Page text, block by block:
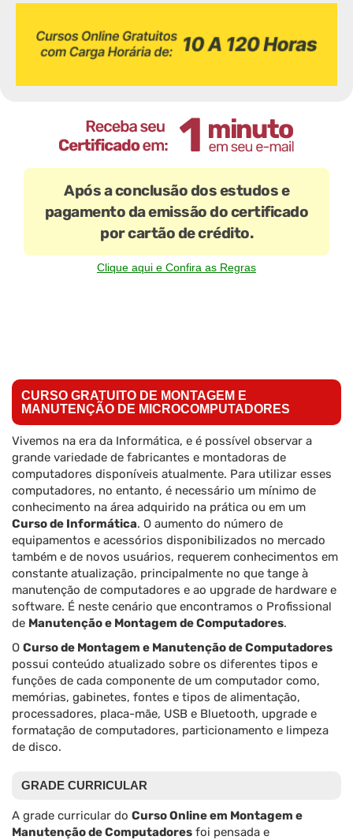
Após a conclusão dos estudos e
pagamento da emissão do certificado
por cartão de crédito.
Clique aqui e Confira as Regras
CURSO GRATUITO DE MONTAGEM E
MANUTENÇÃO DE MICROCOMPUTADORES
Vivemos na era da Informática, e é possível observar a
grande variedade de fabricantes e montadoras de
computadores disponíveis atualmente. Para utilizar esses
computadores, no entanto, é necessário um mínimo de
conhecimento na área adquirido na prática ou em um
Curso de Informática. O aumento do número de
equipamentos e acessórios disponibilizados no mercado
também e de novos usuários, requerem conhecimentos em
constante atualização, principalmente no que tange à
manutenção de computadores e ao upgrade de hardware e
software. É neste cenário que encontramos o Profissional
de Manutenção e Montagem de Computadores.
O Curso de Montagem e Manutenção de Computadores
possui conteúdo atualizado sobre os diferentes tipos e
funções de cada componente de um computador como,
memórias, gabinetes, fontes e tipos de alimentação,
processadores, placa-mãe, USB e Bluetooth, upgrade e
formatação de computadores, particionamento e limpeza
de disco.
GRADE CURRICULAR
A grade curricular do Curso Online em Montagem e
Manutenção de Computadores foi pensada e